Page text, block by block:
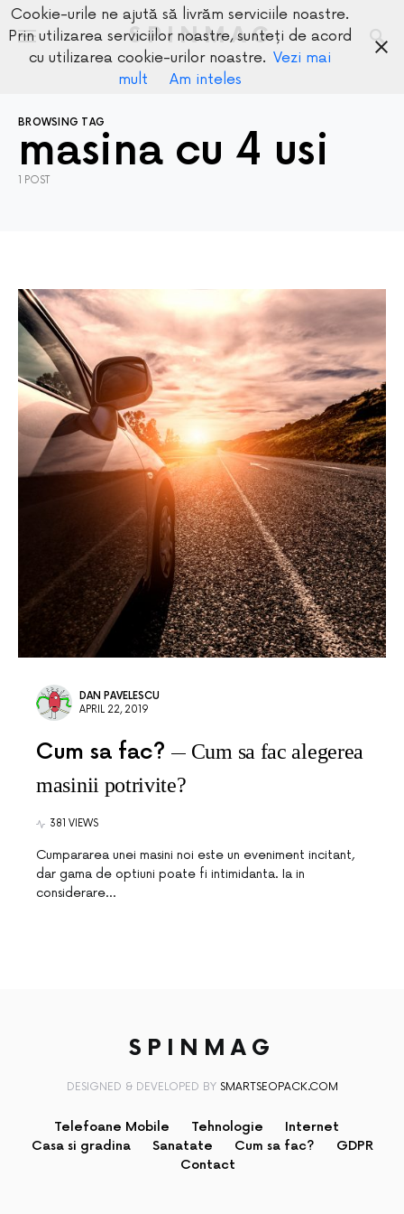
SPINMAG
BROWSING TAG
masina cu 4 usi
1 POST
DAN PAVELESCU
APRIL 22, 2019
Cum sa fac?
Cum sa fac alegerea
masinii potrivite?
381 VIEWS
Cumpararea unei masini noi este un eveniment incitant,
dar gama de optiuni poate fi intimidanta. Ia in
considerare…
SPINMAG
DESIGNED & DEVELOPED BY SMARTSEOPACK.COM
Telefoane Mobile Tehnologie
Internet
Casa si gradina
Sanatate Cum sa fac?
GDPR
Contact
Cookie-urile ne ajută să livrăm serviciile noastre.
Prin utilizarea serviciilor noastre, sunteți de acord
cu utilizarea cookie-urilor noastre. Vezi mai
mult
Am inteles